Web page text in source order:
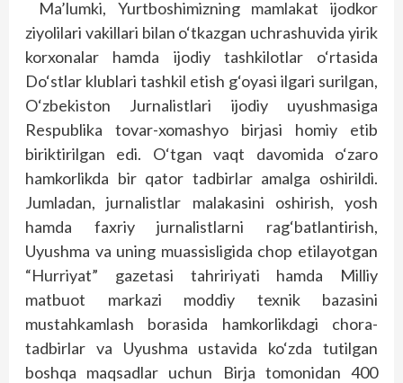
Ma’lumki, Yurtboshimizning mamlakat ijodkor
ziyolilari vakillari bilan o‘tkazgan uchrashuvida yirik
korxonalar hamda ijodiy tashkilotlar o‘rtasida
Do‘stlar klublari tashkil etish g‘oyasi ilgari surilgan,
O‘zbekiston Jurnalistlari ijodiy uyushmasiga
Respublika tovar-xomashyo birjasi homiy etib
biriktirilgan edi. O‘tgan vaqt davomida o‘zaro
hamkorlikda bir qator tadbirlar amalga oshirildi.
Jumladan, jurnalistlar malakasini oshirish, yosh
hamda faxriy jurnalistlarni rag‘batlantirish,
Uyushma va uning muassisligida chop etilayotgan
“Hurriyat” gazetasi tahririyati hamda Milliy
matbuot markazi moddiy texnik bazasini
mustahkamlash borasida hamkorlikdagi chora-
tadbirlar va Uyushma ustavida ko‘zda tutilgan
boshqa maqsadlar uchun Birja tomonidan 400